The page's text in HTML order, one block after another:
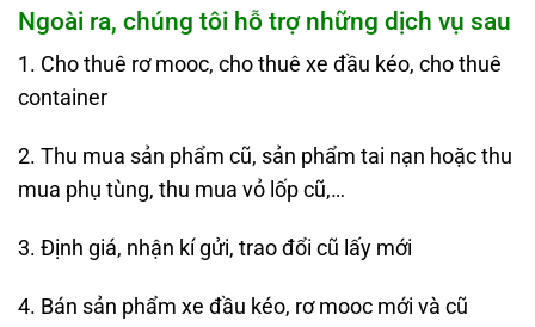
Ngoài ra, chúng tôi hỗ trợ những dịch vụ sau
1. Cho thuê rơ mooc, cho thuê xe đầu kéo, cho thuê
container
2. Thu mua sản phẩm cũ, sản phẩm tai nạn hoặc thu
mua phụ tùng, thu mua vỏ lốp cũ,…
3. Định giá, nhận kí gửi, trao đổi cũ lấy mới
4. Bán sản phẩm xe đầu kéo, rơ mooc mới và cũ